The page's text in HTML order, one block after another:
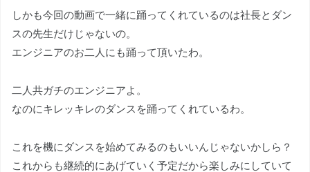
しかも今回の動画で一緒に踊ってくれているのは社長とダン
スの先生だけじゃないの。
エンジニアのお二人にも踊って頂いたわ。
二人共ガチのエンジニアよ。
なのにキレッキレのダンスを踊ってくれているわ。
これを機にダンスを始めてみるのもいいんじゃないかしら？
これからも継続的にあげていく予定だから楽しみにしていて